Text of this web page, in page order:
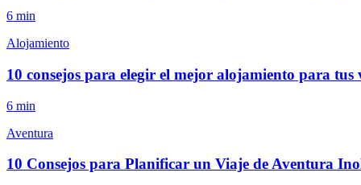
6 min
Alojamiento
10 consejos para elegir el mejor alojamiento para tus
6 min
Aventura
10 Consejos para Planificar un Viaje de Aventura